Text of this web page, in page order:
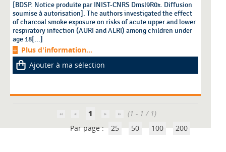
[BDSP. Notice produite par INIST-CNRS Dmsl9R0x. Diffusion
soumise à autorisation]. The authors investigated the effect
of charcoal smoke exposure on risks of acute upper and lower
respiratory infection (AURI and ALRI) among children under
age 18[...]
Plus d'information...
Ajouter à ma sélection
1
(1 - 1 / 1)
Par page : 25 50 100 200